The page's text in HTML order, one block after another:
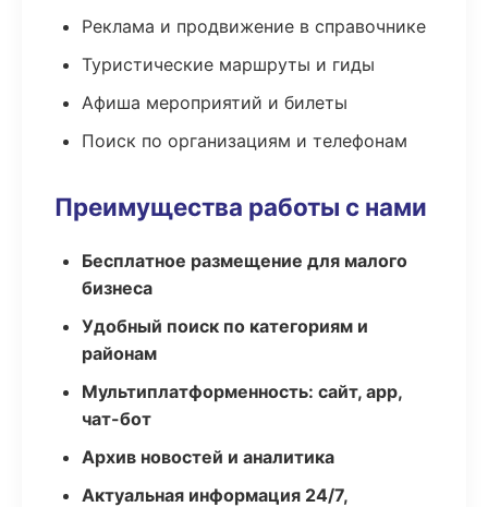
Реклама и продвижение в справочнике
Туристические маршруты и гиды
Афиша мероприятий и билеты
Поиск по организациям и телефонам
Преимущества работы с нами
Бесплатное размещение для малого
бизнеса
Удобный поиск по категориям и
районам
Мультиплатформенность: сайт, app,
чат-бот
Архив новостей и аналитика
Актуальная информация 24/7,